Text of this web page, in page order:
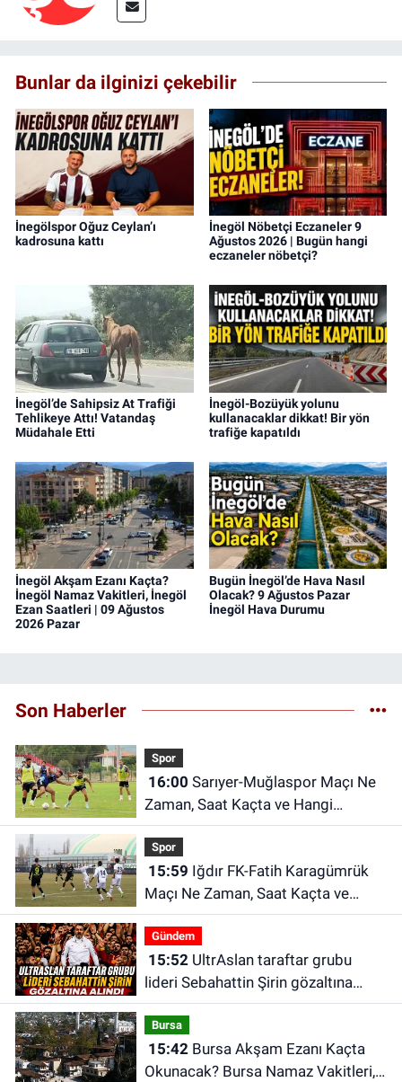
Bunlar da ilginizi çekebilir
İnegölspor Oğuz Ceylan’ı
kadrosuna kattı
İnegöl Nöbetçi Eczaneler 9
Ağustos 2026 | Bugün hangi
eczaneler nöbetçi?
İnegöl’de Sahipsiz At Trafiği
Tehlikeye Attı! Vatandaş
Müdahale Etti
İnegöl-Bozüyük yolunu
kullanacaklar dikkat! Bir yön
trafiğe kapatıldı
İnegöl Akşam Ezanı Kaçta?
İnegöl Namaz Vakitleri, İnegöl
Ezan Saatleri | 09 Ağustos
2026 Pazar
Bugün İnegöl’de Hava Nasıl
Olacak? 9 Ağustos Pazar
İnegöl Hava Durumu
Son Haberler
Spor
16:00
Zaman, Saat Kaçta ve Hangi
Kanalda?
Spor
15:59
Maçı Ne Zaman, Saat Kaçta ve
Hangi Kanalda?
Gündem
15:52UltrAslan taraftar grubu
lideri Sebahattin Şirin gözaltına
alındı | Sebahattin Şirin kimdir?
Bursa
15:42Bursa Akşam Ezanı Kaçta
Okunacak? Bursa Namaz Vakitleri,